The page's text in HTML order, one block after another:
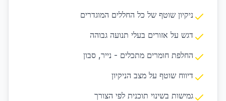
ניקיון שוטף של כל החללים המוגדרים
דגש על אזורים בעלי תנועה גבוהה
החלפת חומרים מתכלים - נייר, סבון
דיווח שוטף על מצב הניקיון
גמישות בשינוי תוכנית לפי הצורך